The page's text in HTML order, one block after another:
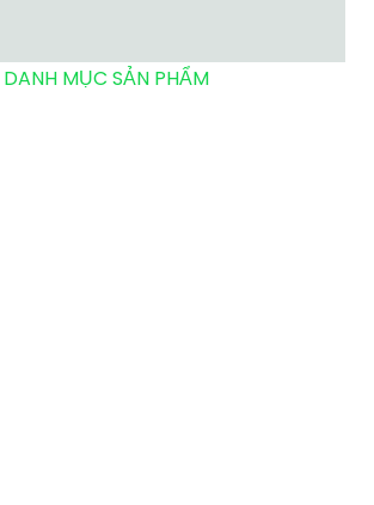
DANH MỤC SẢN PHẨM